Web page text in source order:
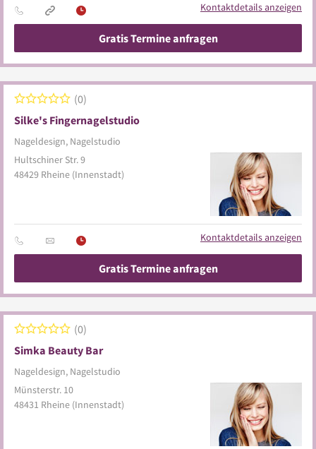
Kontaktdetails anzeigen
Gratis Termine anfragen
Silke's Fingernagelstudio
Nageldesign, Nagelstudio
0
Hultschiner Str. 9
48429 Rheine (Innenstadt)
Kontaktdetails anzeigen
Gratis Termine anfragen
Simka Beauty Bar
Nageldesign, Nagelstudio
0
Münsterstr. 10
48431 Rheine (Innenstadt)